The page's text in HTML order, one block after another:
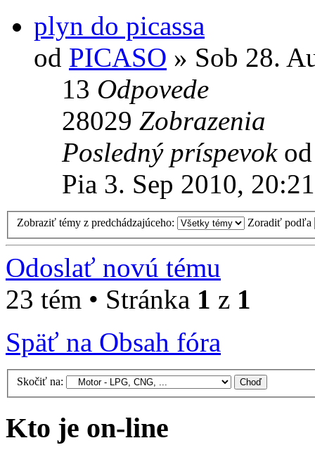
plyn do picassa
od PICASO » Sob 28.
13 Odpovede
28029 Zobrazenia
Posledný príspevok
Pia 3. Sep 2010, 20:21
Zobraziť témy z predchádzajúceho: Zoradiť podľa
Odoslať novú tému
23 tém • Stránka 1 z 1
Späť na Obsah fóra
Skočiť na:
Kto je on-line